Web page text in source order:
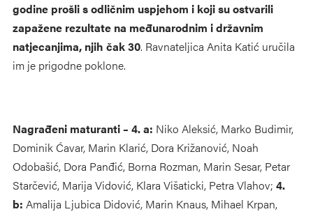
godine prošli s odličnim uspjehom i koji su ostvarili
zapažene rezultate na međunarodnim i državnim
natjecanjima, njih čak 30. Ravnateljica Anita Katić uručila
im je prigodne poklone.
Nagrađeni maturanti – 4. a: Niko Aleksić, Marko Budimir,
Dominik Ćavar, Marin Klarić, Dora Križanović, Noah
Odobašić, Dora Panđić, Borna Rozman, Marin Sesar, Petar
Starčević, Marija Vidović, Klara Višaticki, Petra Vlahov; 4.
b: Amalija Ljubica Didović, Marin Knaus, Mihael Krpan,